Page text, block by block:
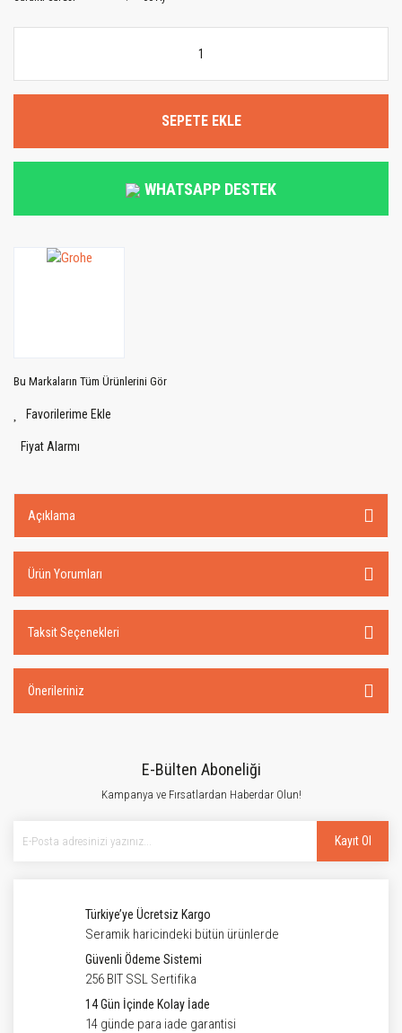
SEPETE EKLE
WHATSAPP DESTEK
Bu Markaların Tüm Ürünlerini Gör
Fiyat Alarmı
Açıklama
Ürün Yorumları
Taksit Seçenekleri
Önerileriniz
E-Bülten Aboneliği
Kampanya ve Fırsatlardan Haberdar Olun!
Kayıt Ol
Türkiye’ye Ücretsiz Kargo
Seramik haricindeki bütün ürünlerde
Güvenli Ödeme Sistemi
256 BIT SSL Sertifika
14 Gün İçinde Kolay İade
14 günde para iade garantisi